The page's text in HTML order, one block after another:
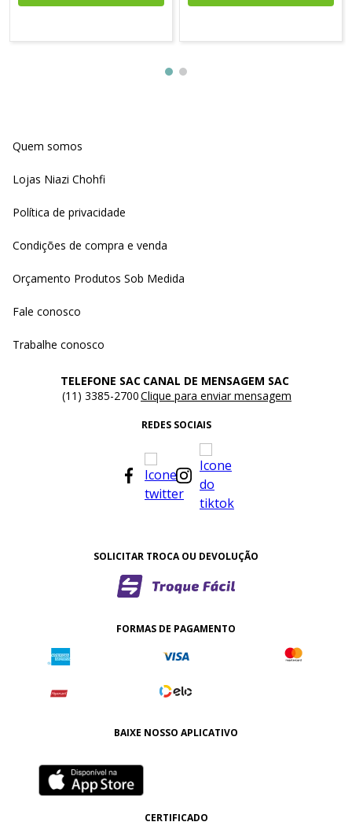
Quem somos
Lojas Niazi Chohfi
Política de privacidade
Condições de compra e venda
Orçamento Produtos Sob Medida
Fale conosco
Trabalhe conosco
TELEFONE SAC
(11) 3385-2700
CANAL DE MENSAGEM SAC
Clique para enviar mensagem
REDES SOCIAIS
SOLICITAR TROCA OU DEVOLUÇÃO
FORMAS DE PAGAMENTO
BAIXE NOSSO APLICATIVO
CERTIFICADO